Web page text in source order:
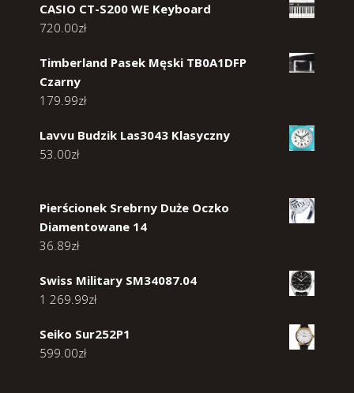
CASIO CT-S200 WE Keyboard
720.00zł
Timberland Pasek Męski TB0A1DFP
Czarny
179.99zł
Lavvu Budzik Las3043 Klasyczny
53.00zł
Pierścionek Srebrny Duże Oczko
Diamentowane 14
36.89zł
Swiss Military SM34087.04
1 269.99zł
Seiko Sur252P1
599.00zł